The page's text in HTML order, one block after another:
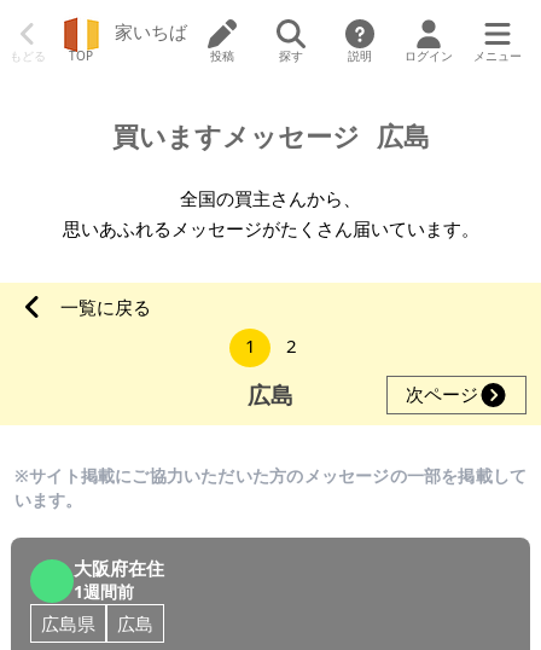
もどる TOP
家いちば
投稿 探す 説明 ログイン メニュー
買いますメッセージ 広島
全国の買主さんから、
思いあふれるメッセージがたくさん届いています。
一覧に戻る
1
2
広島 次ページ
※サイト掲載にご協力いただいた方のメッセージの一部を掲載して
います。
大阪府在住
1週間前
広島県
広島